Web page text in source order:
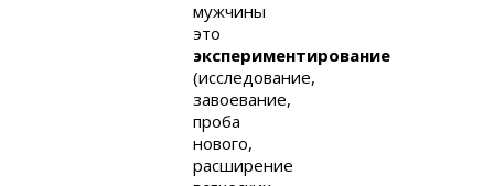
мужчины
это
экспериментирование
(исследование,
завоевание,
проба
нового,
расширение